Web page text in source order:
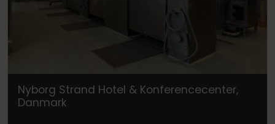
Nyborg Strand Hotel & Konferencecenter,
Danmark